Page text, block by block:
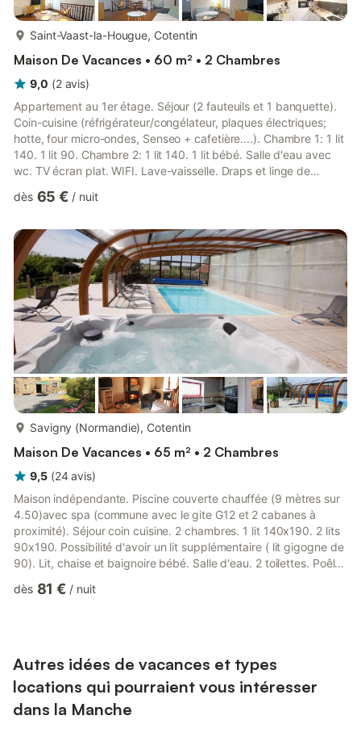
Saint-Vaast-la-Hougue, Cotentin
Maison De Vacances • 60 m² • 2 Chambres
9,0 (2 avis)
Appartement au 1er étage. Séjour (2 fauteuils et 1 banquette).
Coin-cuisine (réfrigérateur/congélateur, plaques électriques;
hotte, four micro-ondes, Senseo + cafetière....). Chambre 1: 1 lit
140. 1 lit 90. Chambre 2: 1 lit 140. 1 lit bébé. Salle d'eau avec
wc. TV écran plat. WIFI. Lave-vaisselle. Draps et linge de
supplément. Chauffage électrique compris. Toutes charges
20m de l'hébergement. Dans un quartier calme du centre ville, à
50m du port et tout près des plag...
dès 65 € / nuit
Savigny (Normandie), Cotentin
Maison De Vacances • 65 m² • 2 Chambres
9,5 (24 avis)
Maison indépendante. Piscine couverte chauffée (9 mètres sur
4.50)avec spa (commune avec le gite G12 et 2 cabanes à
proximité). Séjour coin cuisine. 2 chambres. 1 lit 140x190. 2 lits
90x190. Possibilité d'avoir un lit supplémentaire ( lit gigogne de
90). Lit, chaise et baignoire bébé. Salle d'eau. 2 toilettes. Poêle
compris. Draps et linge de maison en location. Service ménage
dès 81 € / nuit
Autres idées de vacances et types
locations qui pourraient vous intéresser
dans la Manche